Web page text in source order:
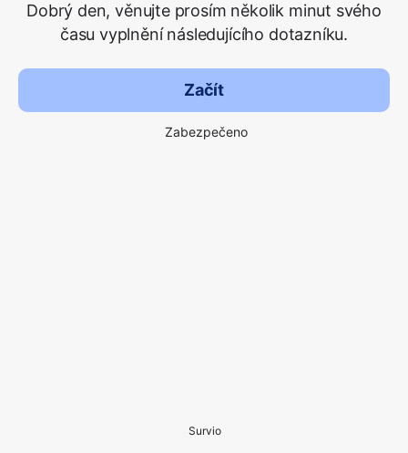
Dobrý den, věnujte prosím několik minut svého
času vyplnění následujícího dotazníku.
Začít
Zabezpečeno
Survio